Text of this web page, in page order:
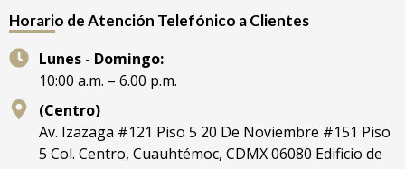
Horario de Atención Telefónico a Clientes
Lunes - Domingo:
10:00 a.m. – 6.00 p.m.
(Centro)
Av. Izazaga #121 Piso 5 20 De Noviembre #151 Piso
5 Col. Centro, Cuauhtémoc, CDMX 06080 Edificio de